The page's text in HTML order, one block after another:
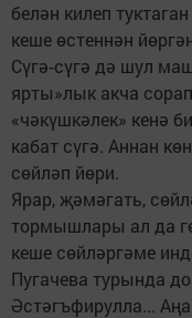
белән килеп
кеше өстеннән
Сүгә‑сүгә дә шул
ярты»лык акча
«чәкүшкәлек» кенә
кабат сүгә. Аннан
сөйләп йөри.
Ярар, җәмәгать,
тормышлары ал да
кеше сөйләргәме
Пугачева турында
Әстәгъфирулла...